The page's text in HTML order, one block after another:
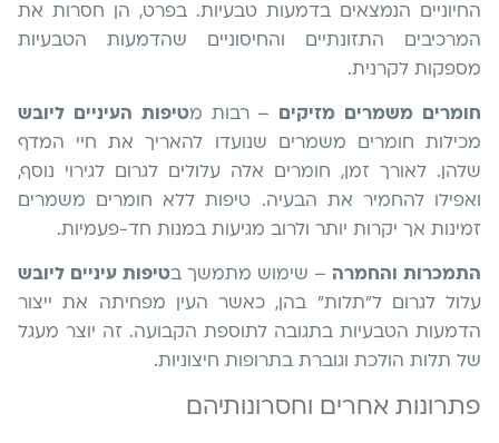
החיוניים הנמצאים בדמעות טבעיות. בפרט, הן חסרות את
המרכיבים התזונתיים והחיסוניים שהדמעות הטבעיות
מספקות לקרנית.
חומרים משמרים מזיקים – רבות מטיפות העיניים ליובש
מכילות חומרים משמרים שנועדו להאריך את חיי המדף
שלהן. לאורך זמן, חומרים אלה עלולים לגרום לגירוי נוסף,
ואפילו להחמיר את הבעיה. טיפות ללא חומרים משמרים
זמינות אך יקרות יותר ולרוב מגיעות במנות חד-פעמיות.
התמכרות והחמרה – שימוש מתמשך בטיפות עיניים ליובש
עלול לגרום ל"תלות" בהן, כאשר העין מפחיתה את ייצור
הדמעות הטבעיות בתגובה לתוספת הקבועה. זה יוצר מעגל
של תלות הולכת וגוברת בתרופות חיצוניות.
פתרונות אחרים וחסרונותיהם